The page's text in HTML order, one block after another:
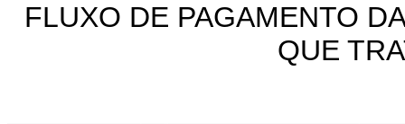
FLUXO DE PAGAMENTO
QUE